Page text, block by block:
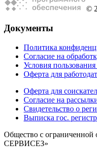
©
Документы
Политика
Согласие на
Условия
Оферта для
Оферта для
Согласие на
Свидетельство о
Выписка гос.
Общество с
СЕРВИСЕЗ»